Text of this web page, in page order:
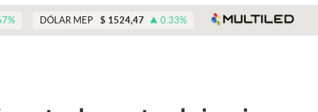
% DÓLAR MEP $ 1524,47 0.33%